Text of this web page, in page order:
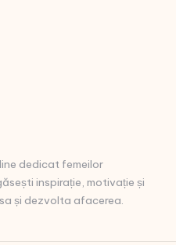
dedicat femeilor
inspirație, motivație și
și dezvolta afacerea.